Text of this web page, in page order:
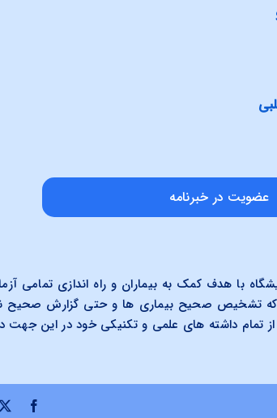
عضویت در خبرنامه
با هدف کمک به بیماران و راه اندازی تمامی
تشخیص صحیح بیماری ها و حتی گزارش صحیح
تمام داشته های علمی و تکنیکی خود در این جهت